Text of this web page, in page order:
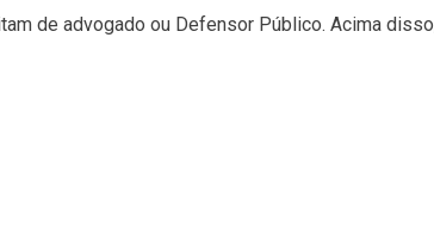
de advogado ou Defensor Público. Acima